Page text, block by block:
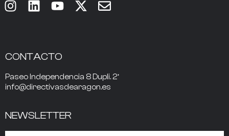
CONTACTO
Paseo Independencia 8 Dupli. 2º
info@directivasdearagon.es
NEWSLETTER